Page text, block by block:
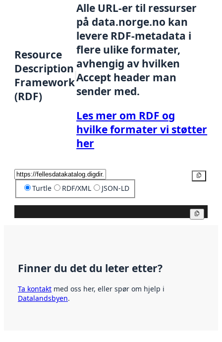
Resource
Description
Framework
(RDF)
Alle URL-er til ressurser
på data.norge.no kan
levere RDF-metadata i
flere ulike formater,
avhengig av hvilken
Accept header man
sender med.
Les mer om RDF og
hvilke formater vi støtter
her
Turtle RDF/XML JSON-LD
Finner du det du leter etter?
Ta kontakt med oss her, eller spør om hjelp i
Datalandsbyen.